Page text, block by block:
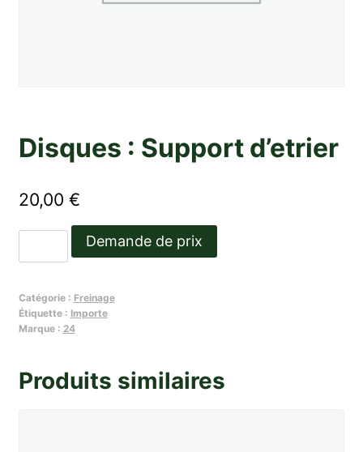
Disques : Support d’etrier
20,00 €
de
:
Support
Demande de prix
Catégorie : Freinage
Étiquette : Importe
Marque : 24
Produits similaires